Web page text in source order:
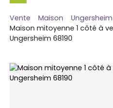
Vente Maison
Ungersheim
Maison mitoyenne 1 côté à
Ungersheim 68190